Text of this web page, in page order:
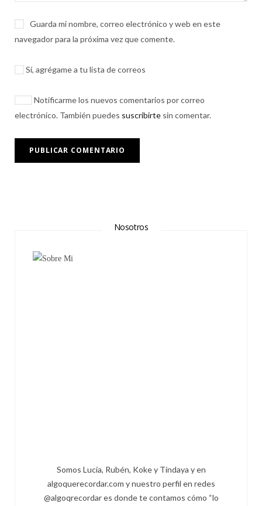
Guarda mi nombre, correo electrónico y web en este
navegador para la próxima vez que comente.
Sí, agrégame a tu lista de correos
Notificarme los nuevos comentarios por correo
electrónico. También puedes suscribirte sin comentar.
Nosotros
Somos Lucía, Rubén, Koke y Tindaya y en
algoquerecordar.com y nuestro perfil en redes
@algoqrecordar es donde te contamos cómo “lo